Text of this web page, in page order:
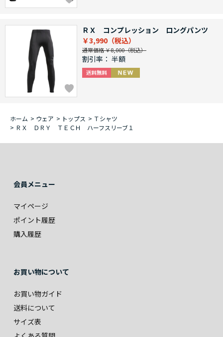
ＲＸ コンプレッション ロングパンツ
￥3,990
通常価格 ￥8,000
割引率： 半額
ホーム > ウェア > トップス > Ｔシャツ
> ＲＸ ＤＲＹ ＴＥＣＨ ハーフスリーブ１
会員メニュー
マイページ
ポイント履歴
購入履歴
お買い物について
お買い物ガイド
送料について
サイズ表